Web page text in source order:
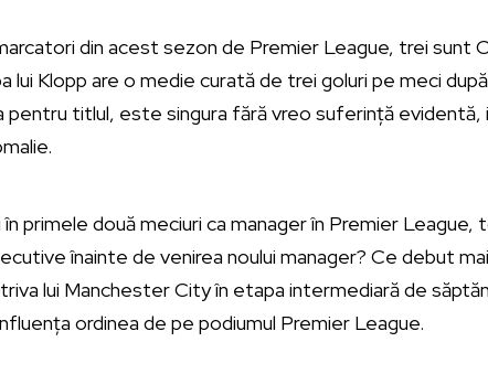
din acest sezon de Premier League, trei sunt
lui Klopp are o medie curată de trei goluri pe meci
pentru titlul, este singura fără vreo suferință evidentă,
primele două meciuri ca manager în Premier League,
înainte de venirea noului manager? Ce debut
lui Manchester City în etapa intermediară de
ordinea de pe podiumul Premier League.